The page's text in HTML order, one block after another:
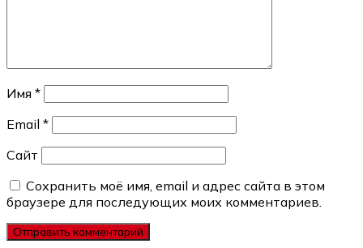
Имя *
Email *
Сайт
Сохранить моё имя, email и адрес сайта в этом
браузере для последующих моих комментариев.